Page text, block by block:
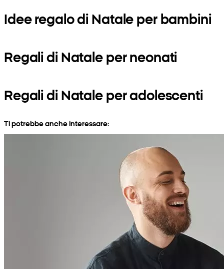
Idee regalo di Natale per bambini
Regali di Natale per neonati
Regali di Natale per adolescenti
Ti potrebbe anche interessare: